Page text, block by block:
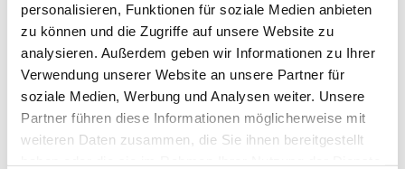
personalisieren, Funktionen für soziale Medien anbieten
zu können und die Zugriffe auf unsere Website zu
analysieren. Außerdem geben wir Informationen zu Ihrer
Verwendung unserer Website an unsere Partner für
soziale Medien, Werbung und Analysen weiter. Unsere
Partner führen diese Informationen möglicherweise mit
weiteren Daten zusammen, die Sie ihnen bereitgestellt
Zu den Ergebnissen auf www.fn-erfolgsdaten.de
Prüfungen